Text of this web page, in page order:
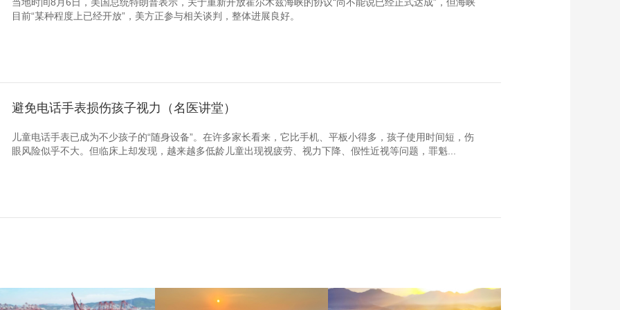
目前“某种程度上已经开放”，美方正参与相关谈判，整体进展良好。
避免电话手表损伤孩子视力（名医讲堂）
儿童电话手表已成为不少孩子的“随身设备”。在许多家长看来，它比手机、平板小得多，孩子使用时间短，伤
眼风险似乎不大。但临床上却发现，越来越多低龄儿童出现视疲劳、视力下降、假性近视等问题，罪魁...